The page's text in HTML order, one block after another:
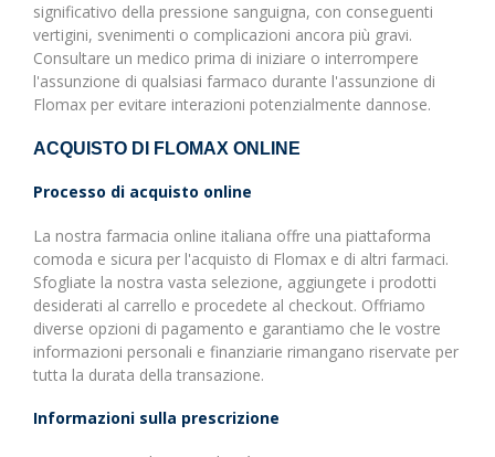
significativo della pressione sanguigna, con conseguenti
vertigini, svenimenti o complicazioni ancora più gravi.
Consultare un medico prima di iniziare o interrompere
l'assunzione di qualsiasi farmaco durante l'assunzione di
Flomax per evitare interazioni potenzialmente dannose.
ACQUISTO DI FLOMAX ONLINE
Processo di acquisto online
La nostra farmacia online italiana offre una piattaforma
comoda e sicura per l'acquisto di Flomax e di altri farmaci.
Sfogliate la nostra vasta selezione, aggiungete i prodotti
desiderati al carrello e procedete al checkout. Offriamo
diverse opzioni di pagamento e garantiamo che le vostre
informazioni personali e finanziarie rimangano riservate per
tutta la durata della transazione.
Informazioni sulla prescrizione